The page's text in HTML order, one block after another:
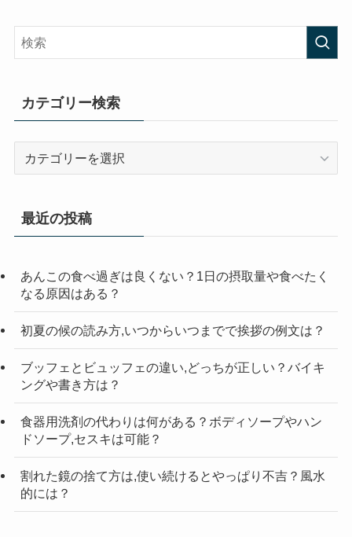
カテゴリー検索
リ
索
最近の投稿
あんこの食べ過ぎは良くない？1日の摂取量や食べたく
なる原因はある？
初夏の候の読み方,いつからいつまでで挨拶の例文は？
ブッフェとビュッフェの違い,どっちが正しい？バイキ
ングや書き方は？
食器用洗剤の代わりは何がある？ボディソープやハン
ドソープ,セスキは可能？
割れた鏡の捨て方は,使い続けるとやっぱり不吉？風水
的には？